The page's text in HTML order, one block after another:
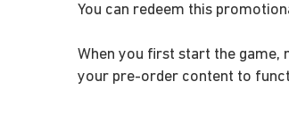
You can redeem this
When you first start the game,
your pre-order content to